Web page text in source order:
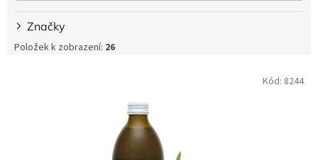
Značky
Položek k zobrazení: 26
Kód: 8244